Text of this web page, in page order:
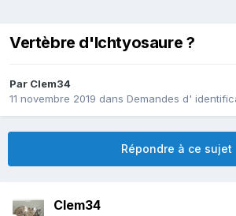
Vertèbre d'Ichtyosaure ?
Par Clem34
11 novembre 2019 dans Demandes d'
Répondre à ce sujet
Clem34